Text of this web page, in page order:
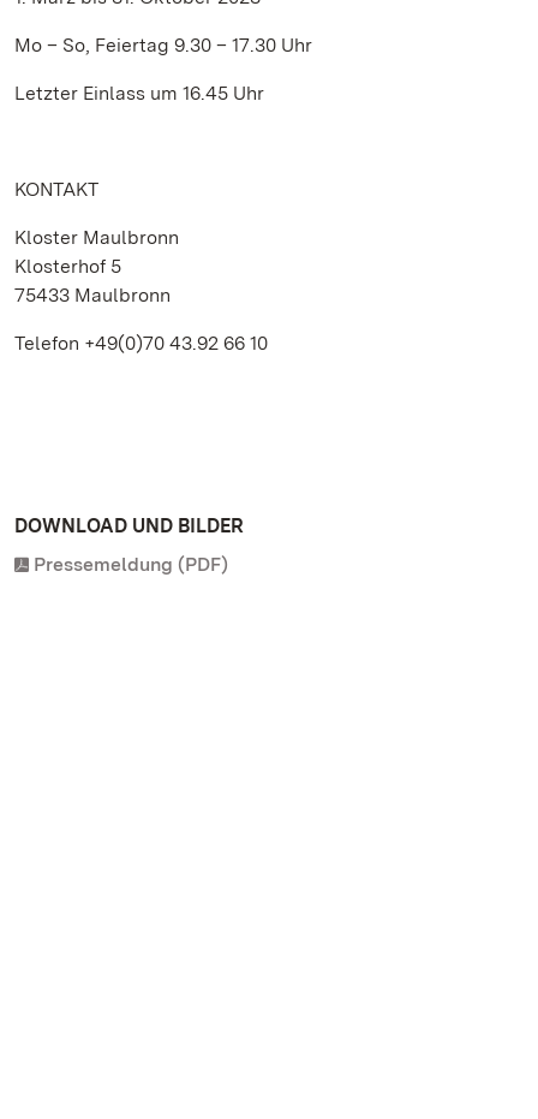
Mo – So, Feiertag 9.30 – 17.30 Uhr
Letzter Einlass um 16.45 Uhr
KONTAKT
Kloster Maulbronn
Klosterhof 5
75433 Maulbronn
Telefon +49(0)70 43.92 66 10
DOWNLOAD UND BILDER
Pressemeldung (PDF)